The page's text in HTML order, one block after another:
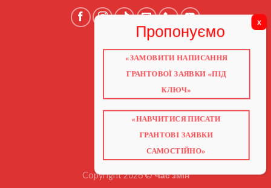
ГОЛОВНА
ГРАНТИ 2026
ПОСЛУГИ
НАВЧАННЯ
КНИГИ
ВІДЕО ПРО ГРАНТИ
Copyright 2026 ©Час змін
«ЗАМОВИТИ НАПИСАННЯ
ГРАНТОВОЇ ЗАЯВКИ «ПІД
КЛЮЧ»
«НАВЧИТИСЯ ПИСАТИ
ГРАНТОВІ ЗАЯВКИ
САМОСТІЙНО»